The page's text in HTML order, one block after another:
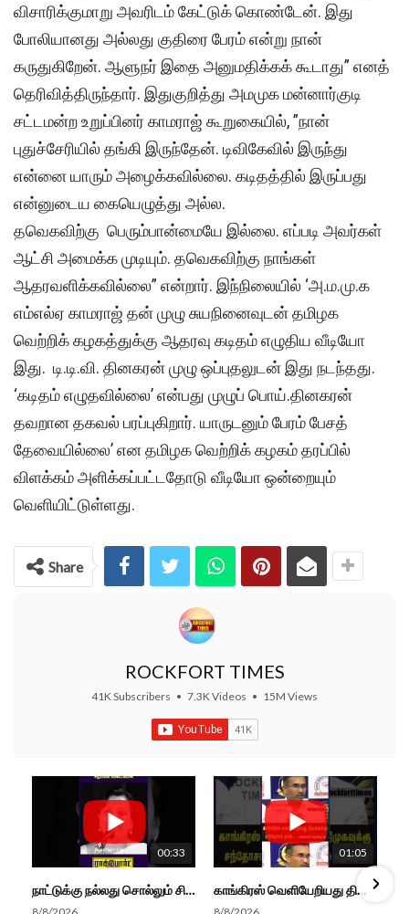
விசாரிக்குமாறு அவரிடம் கேட்டுக் கொண்டேன். இது
போலியானது அல்லது குதிரை பேரம் என்று நான்
கருதுகிறேன். ஆளுநர் இதை அனுமதிக்கக் கூடாது” எனத்
தெரிவித்திருந்தார். இதுகுறித்து அமமுக மன்னார்குடி
சட்டமன்ற உறுப்பினர் காமராஜ் கூறுகையில், ”நான்
புதுச்சேரியில் தங்கி இருந்தேன். டிவிகேவில் இருந்து
என்னை யாரும் அழைக்கவில்லை. கடிதத்தில் இருப்பது
என்னுடைய கையெழுத்து அல்ல.
தவெகவிற்கு பெரும்பான்மையே இல்லை. எப்படி அவர்கள்
ஆட்சி அமைக்க முடியும். தவெகவிற்கு நாங்கள்
ஆதரவளிக்கவில்லை” என்றார். இந்நிலையில் ‘அ.ம.மு.க
எம்எல்ஏ காமராஜ் தன் முழு சுயநினைவுடன் தமிழக
வெற்றிக் கழகத்துக்கு ஆதரவு கடிதம் எழுதிய வீடியோ
இது. டி.டி.வி. தினகரன் முழு ஒப்புதலுடன் இது நடந்தது.
‘கடிதம் எழுதவில்லை’ என்பது முழுப் பொய்.தினகரன்
தவறான தகவல் பரப்புகிறார். யாருடனும் பேரம் பேசத்
தேவையில்லை’ என தமிழக வெற்றிக் கழகம் தரப்பில்
விளக்கம் அளிக்கப்பட்டதோடு வீடியோ ஒன்றையும்
வெளியிட்டுள்ளது.
Share
ROCKFORT TIMES
41K Subscribers • 7.3K Videos • 15M Views
00:33
நாட்டுக்கு நல்லது சொல்லும் சிறப்பான மேடைப்பேச்சு... #shorts #subscribe #video
01:05
காங்கிரஸ் வெளியேறியது திமுகவுக்கு சந்தோசம் தான்... - அமைச்சர் அருண்ராஜ்